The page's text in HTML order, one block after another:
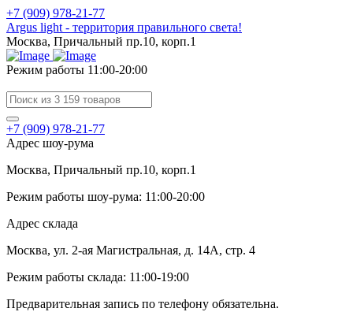
+7 (909) 978-21-77
Argus light - территория правильного света!
Москва, Причальный пр.10, корп.1
Режим работы 11:00-20:00
+7 (909) 978-21-77
Адрес шоу-рума
Москва, Причальный пр.10, корп.1
Режим работы шоу-рума: 11:00-20:00
Адрес склада
Москва, ул. 2-ая Магистральная, д. 14А, стр. 4
Режим работы склада: 11:00-19:00
Предварительная запись по телефону обязательна.